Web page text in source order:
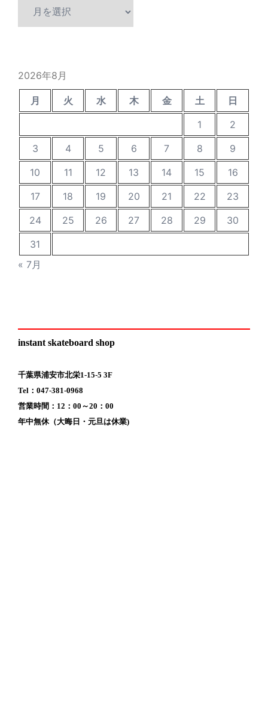
2026年8月
月 火 水 木 金 土
日
1
2
3
4 5 6 7 8
9
10
11 12 13 14 15
16
17
18 19 20 21 22
23
24
25 26 27 28 29
30
31
« 7月
instant skateboard shop
千葉県浦安市北栄1-15-5 3F
Tel：047-381-0968
営業時間：12：00～20：00
年中無休（大晦日・元旦は休業)